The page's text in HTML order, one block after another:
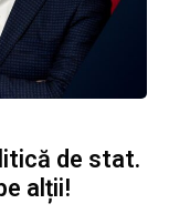
de stat.
alții!